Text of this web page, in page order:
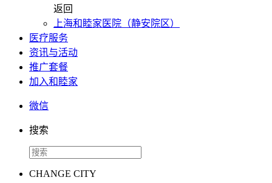
返回
上海和睦家医院（静安院区）
医疗服务
资讯与活动
推广套餐
加入和睦家
微信
搜索
CHANGE CITY